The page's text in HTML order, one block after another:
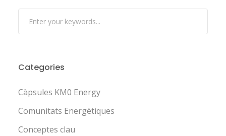
Categories
Càpsules KM0 Energy
Comunitats Energètiques
Conceptes clau